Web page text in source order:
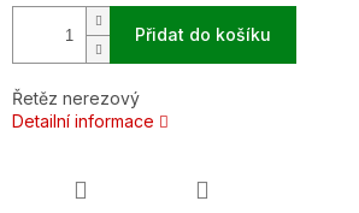
Přidat do košíku
Řetěz nerezový
Detailní informace